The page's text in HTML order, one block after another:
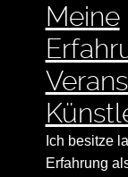
Meine
Ich besitze
Erfahrung